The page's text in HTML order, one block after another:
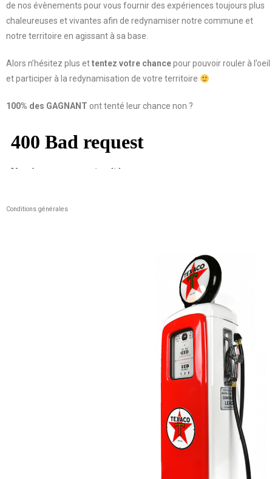
de nos évènements pour vous fournir des expériences toujours plus
chaleureuses et vivantes afin de redynamiser notre commune et
notre territoire en agissant à sa base.
Alors n’hésitez plus ettentez votre chancepour pouvoir rouler à l’oeil
et participer à la redynamisation de votre territoire
100% des GAGNANT ont tenté leur chance non ?
Conditions générales